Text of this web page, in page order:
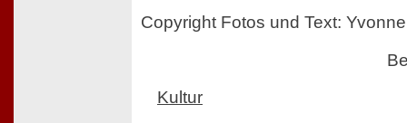
Copyright Fotos und Text:
Kultur